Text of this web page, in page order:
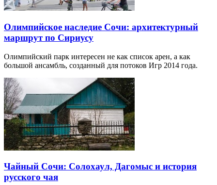
Олимпийское наследие Сочи: архитектурный
маршрут по Сириусу
Олимпийский парк интересен не как список арен, а как
большой ансамбль, созданный для потоков Игр 2014 года.
Чайный Сочи: Солохаул, Дагомыс и история
русского чая